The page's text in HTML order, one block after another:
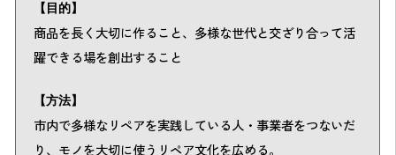
【目的】
商品を長く大切に作ること、多様な世代と交ざり合って活
躍できる場を創出すること
【方法】
市内で多様なリペアを実践している人・事業者をつないだ
り、モノを大切に使うリペア文化を広める。